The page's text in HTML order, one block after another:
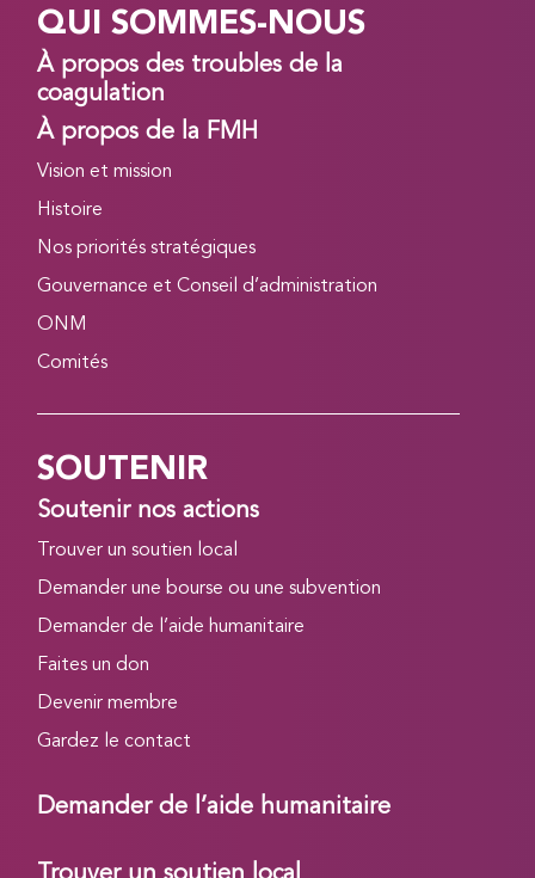
QUI SOMMES-NOUS
À propos des troubles de la
coagulation
À propos de la FMH
Vision et mission
Histoire
Nos priorités stratégiques
Gouvernance et Conseil d’administration
ONM
Comités
SOUTENIR
Soutenir nos actions
Trouver un soutien local
Demander une bourse ou une subvention
Demander de l’aide humanitaire
Faites un don
Devenir membre
Gardez le contact
Demander de l’aide humanitaire